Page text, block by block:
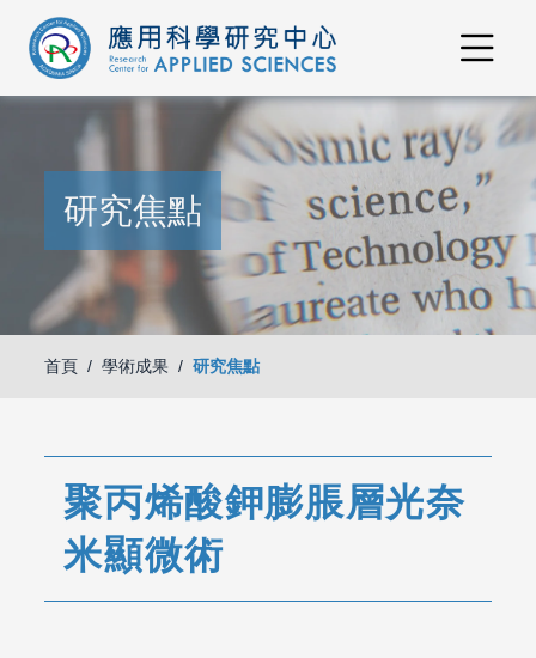
研究焦點
首頁 學術成果 研究焦點
聚丙烯酸鉀膨脹層光奈
米顯微術